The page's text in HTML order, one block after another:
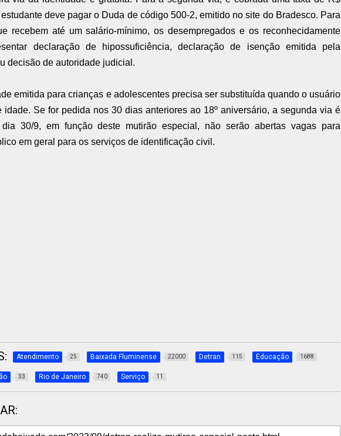
deve pagar o Duda de código 500-2, emitido no site do Bradesco. Para
recebem até um salário-mínimo, os desempregados e os reconhecidamente
declaração de hipossuficiência, declaração de isenção emitida pela
decisão de autoridade judicial.
emitida para crianças e adolescentes precisa ser substituída quando o usuário
idade. Se for pedida nos 30 dias anteriores ao 18º aniversário, a segunda via é
30/9, em função deste mutirão especial, não serão abertas vagas para
em geral para os serviços de identificação civil.
Atendimento 25 Baixada Fluminense 22000 Detran 115 Educação 1688
33 Rio de Janeiro 740 Serviço 11